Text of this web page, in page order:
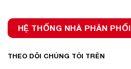
HỆ THỐNG NHÀ PHÂN PHỐI
THEO DÕI CHÚNG TÔI TRÊN